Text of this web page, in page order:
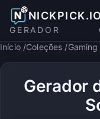
NICKPICK.IO
GERADOR
Início Coleções Gaming
Gerador